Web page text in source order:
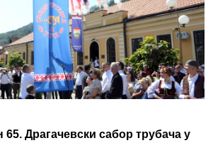
Драгачевски сабор трубача у